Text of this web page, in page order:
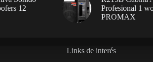
12
Profesional 1
PROMAX
Links de interés